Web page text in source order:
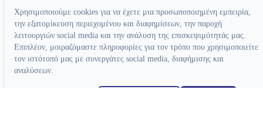
Χρησιμοποιούμε cookies για να έχετε μια προσωποποιημένη εμπειρία,
την εξατομίκευση περιεχομένου και διαφημίσεων, την παροχή
λειτουργιών social media και την ανάλυση της επισκεψιμότητάς μας.
Επιπλέον, μοιραζόμαστε πληροφορίες για τον τρόπο που χρησιμοποιείτε
τον ιστότοπό μας με συνεργάτες social media, διαφήμισης και
αναλύσεων.